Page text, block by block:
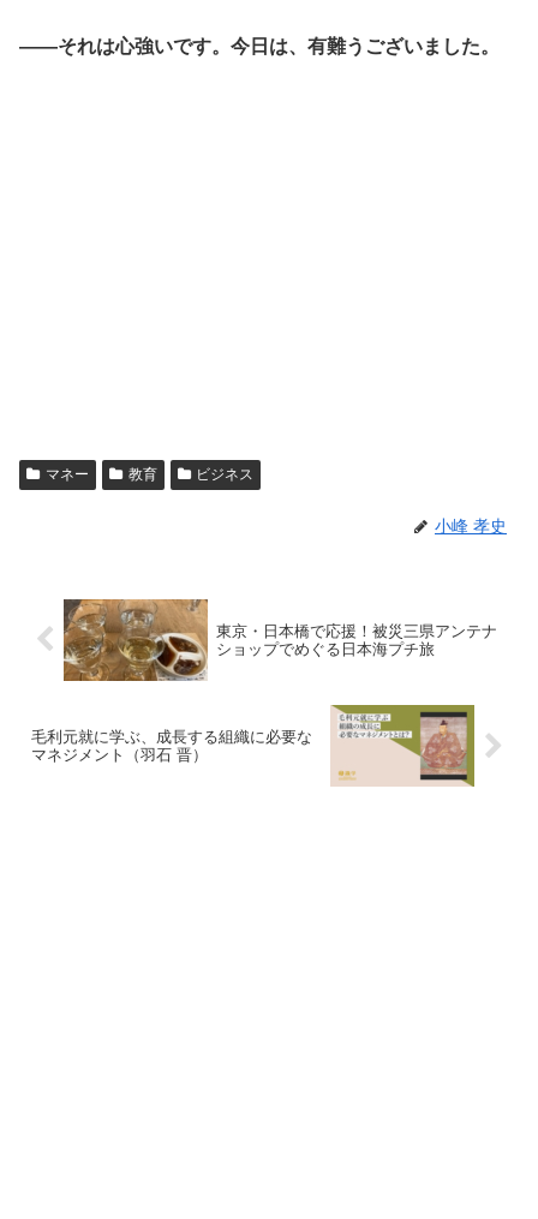
――それは心強いです。今日は、有難うございました。
マネー 教育 ビジネス
小峰 孝史
東京・日本橋で応援！被災三県アンテナ
ショップでめぐる日本海プチ旅
毛利元就に学ぶ、成長する組織に必要な
マネジメント（羽石 晋）